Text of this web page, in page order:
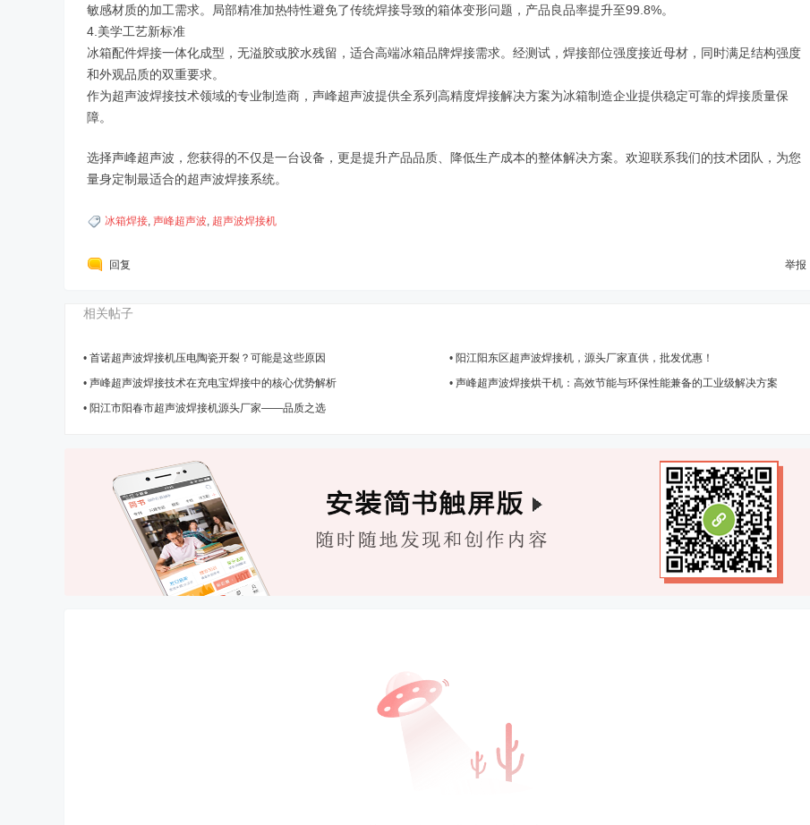
敏感材质的加工需求。局部精准加热特性避免了传统焊接导致的箱体变形问题，产品良品率提升至99.8%。
4.美学工艺新标准
冰箱配件焊接一体化成型，无溢胶或胶水残留，适合高端冰箱品牌焊接需求。经测试，焊接部位强度接近母材，同时满足结构强度
和外观品质的双重要求。
作为超声波焊接技术领域的专业制造商，声峰超声波提供全系列高精度焊接解决方案为冰箱制造企业提供稳定可靠的焊接质量保
障。
选择声峰超声波，您获得的不仅是一台设备，更是提升产品品质、降低生产成本的整体解决方案。欢迎联系我们的技术团队，为您
量身定制最适合的超声波焊接系统。
冰箱焊接, 声峰超声波, 超声波焊接机
回复 举报
相关帖子
• 首诺超声波焊接机压电陶瓷开裂？可能是这些原因 • 阳江阳东区超声波焊接机，源头厂家直供，批发优惠！
• 声峰超声波焊接技术在充电宝焊接中的核心优势解析 • 声峰超声波焊接烘干机：高效节能与环保性能兼备的工业级解决方案
• 阳江市阳春市超声波焊接机源头厂家——品质之选